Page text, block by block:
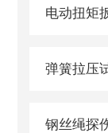
电动扭矩
弹簧拉压
钢丝绳探